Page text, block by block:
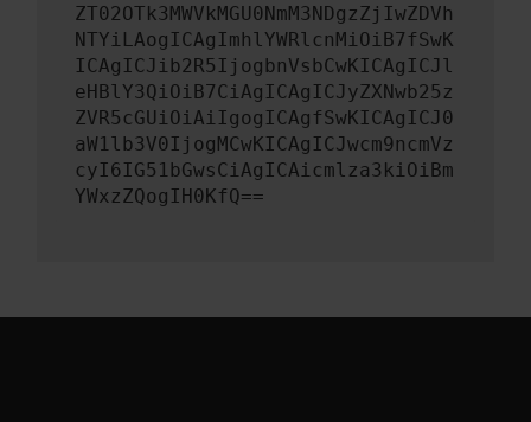
ZT02OTk3MWVkMGU0NmM3NDgzZjIwZDVh
NTYiLAogICAgImhlYWRlcnMiOiB7fSwK
ICAgICJib2R5IjogbnVsbCwKICAgICJl
eHBlY3QiOiB7CiAgICAgICJyZXNwb25z
ZVR5cGUiOiAiIgogICAgfSwKICAgICJ0
aW1lb3V0IjogMCwKICAgICJwcm9ncmVz
cyI6IG51bGwsCiAgICAicmlza3kiOiBm
YWxzZQogIH0KfQ==